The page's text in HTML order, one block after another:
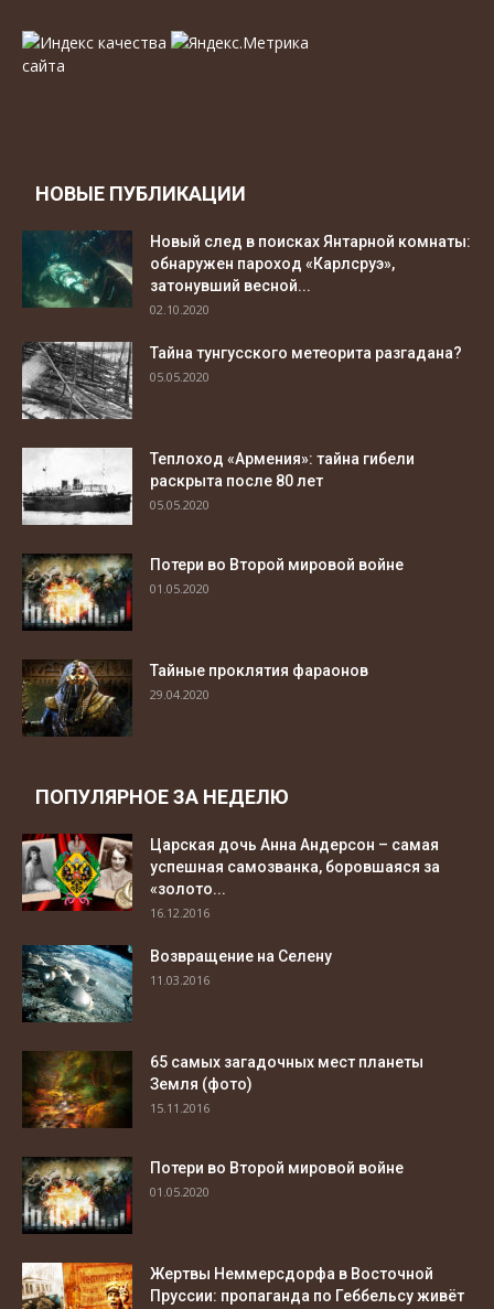
НОВЫЕ ПУБЛИКАЦИИ
Новый след в поисках Янтарной комнаты:
обнаружен пароход «Карлсруэ»,
затонувший весной...
02.10.2020
Тайна тунгусского метеорита разгадана?
05.05.2020
Теплоход «Армения»: тайна гибели
раскрыта после 80 лет
05.05.2020
Потери во Второй мировой войне
01.05.2020
Тайные проклятия фараонов
29.04.2020
ПОПУЛЯРНОЕ ЗА НЕДЕЛЮ
Царская дочь Анна Андерсон – самая
успешная самозванка, боровшаяся за
«золото...
16.12.2016
Возвращение на Селену
11.03.2016
65 самых загадочных мест планеты
Земля (фото)
15.11.2016
Потери во Второй мировой войне
01.05.2020
Жертвы Неммерсдорфа в Восточной
Пруссии: пропаганда по Геббельсу живёт